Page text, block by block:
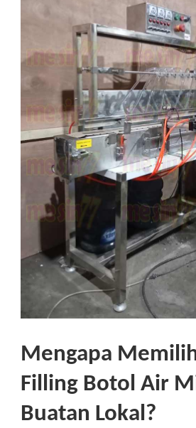
Mengapa
Filling Botol Air
Buatan Lokal?